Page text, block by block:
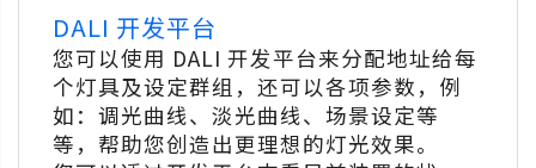
DALI 开发平台
您可以使用 DALI 开发平台来分配地址给每
个灯具及设定群组，还可以各项参数，例
如：调光曲线、淡光曲线、场景设定等
等，帮助您创造出更理想的灯光效果。